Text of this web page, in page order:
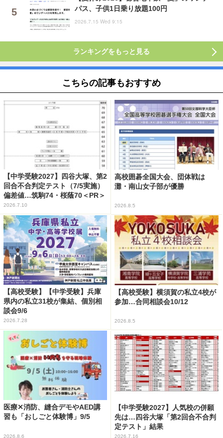
パス、子供1日乗り放題100円
2026.7.15 Wed 9:15
ランキングをもっと見る
こちらの記事もおすすめ
【中学受験2027】四谷大塚、第2
回合不合判定テスト（7/5実施）
偏差値…筑駒74・桜蔭70＜PR＞
2026.7.10
高校囲碁全国大会、団体戦は
灘・南山女子部が優勝
2026.8.5
【高校受験】【中学受験】兵庫
県内の私立31校が集結、個別相
談会9/6
2026.7.28
【高校受験】横須賀の私立4校が
参加…合同相談会10/12
2026.8.5
医療✕消防、縫合デモやAED講
習も「おしごと体験博」9/5
2026.8.6
【中学受験2027】人気校の併願
先は…四谷大塚「第2回合不合判
定テスト」結果
2026.7.16